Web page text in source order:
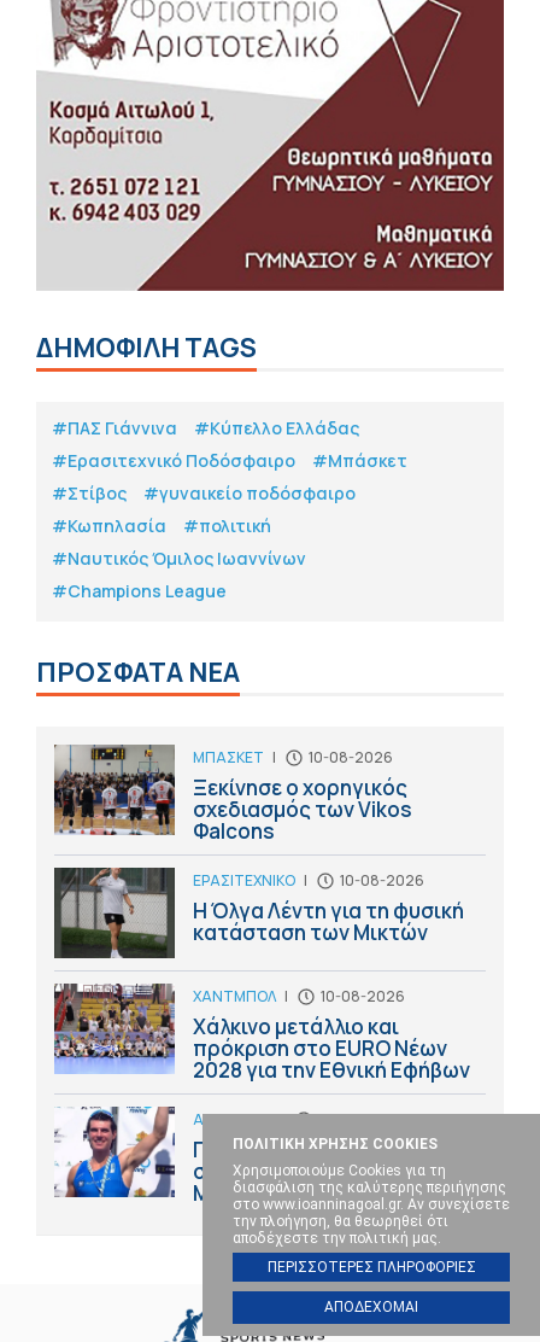
ΠΟΛΙΤΙΚΗ ΧΡΗΣΗΣ COOKIES
Χρησιμοποιούμε Cookies για τη
διασφάλιση της καλύτερης περιήγησης
στο www.ioanninagoal.gr. Αν συνεχίσετε
την πλοήγηση, θα θεωρηθεί ότι
αποδέχεστε την πολιτική μας.
ΠΕΡΙΣΣΟΤΕΡΕΣ ΠΛΗΡΟΦΟΡΙΕΣ
ΑΠΟΔΕΧΟΜΑΙ
ΔΗΜΟΦΙΛΗ TAGS
#ΠΑΣ Γιάννινα
#Κύπελλο Ελλάδας
#Eρασιτεχνικό Ποδόσφαιρο
#Μπάσκετ
#Στίβος
#γυναικείο ποδόσφαιρο
#Κωπηλασία
#πολιτική
#Ναυτικός Όμιλος Ιωαννίνων
#Champions League
ΠΡΟΣΦΑΤΑ ΝΕΑ
ΜΠΑΣΚΕΤ | 10-08-2026
Ξεκίνησε ο χορηγικός
σχεδιασμός των Vikos
Φalcons
ΕΡΑΣΙΤΕΧΝΙΚΟ | 10-08-2026
Η Όλγα Λέντη για τη φυσική
κατάσταση των Μικτών
ΧΑΝΤΜΠΟΛ | 10-08-2026
Χάλκινο μετάλλιο και
πρόκριση στο ΕURO Nέων
2028 για την Εθνική Εφήβων
ΑΛΛΑ ΣΠΟΡ | 10-08-2026
Π.Ε.Α.Κ.Ι.: "Θερμά
συγχαρητήρια Ιάσονα
Μουσελίμη"